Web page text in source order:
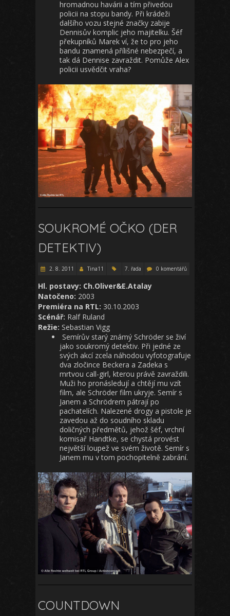
hromadnou havárii a tím přivedou
policii na stopu bandy. Při krádeži
dalšího vozu stejné značky zabije
Dennisův komplic jeho majitelku. Šéf
překupníků Marek ví, že to pro jeho
bandu znamená přílišné nebezpečí, a
tak dá Dennise zavraždit. Pomůže Alex
policii usvědčit vraha?
SOUKROMÉ OČKO (DER
DETEKTIV)
2. 8. 2011 Tina11 7. řada 0 komentářů
Hl. postavy: Ch.Oliver&E.Atalay
Natočeno: 2003
Premiéra na RTL: 30.10.2003
Scénář: Ralf Ruland
Režie: Sebastian Vigg
Semírův starý známý Schröder se živí
jako soukromý detektiv. Při jedné ze
svých akcí zcela náhodou vyfotografuje
dva zločince Beckera a Zadeka s
mrtvou call-girl, kterou právě zavraždili.
Muži ho pronásledují a chtějí mu vzít
film, ale Schröder film ukryje. Semír s
Janem a Schrödrem pátrají po
pachatelích. Nalezené drogy a pistole je
zavedou až do soudního skladu
doličných předmětů, jehož šéf, vrchní
komisař Handtke, se chystá provést
největší loupež ve svém životě. Semír s
Janem mu v tom pochopitelně zabrání.
COUNTDOWN